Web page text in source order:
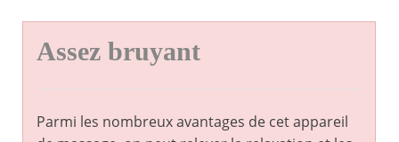
Assez bruyant
Parmi les nombreux avantages de cet appareil